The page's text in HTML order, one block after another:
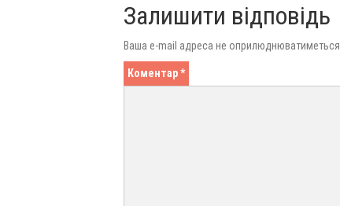
Залишити відповідь
Ваша e-mail адреса не оприлюднюватиметься.
Коментар*